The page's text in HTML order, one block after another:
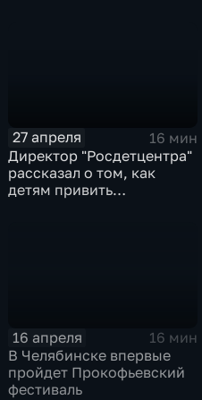
27 апреля
16 мин
Директор "Росдетцентра"
рассказал о том, как
детям привить
16 апреля
16 мин
В Челябинске впервые
пройдет Прокофьевский
фестиваль